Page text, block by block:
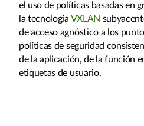
el uso de políticas basadas en
la tecnología VXLAN
de acceso agnóstico a los
políticas de seguridad
de la aplicación, de la función
etiquetas de usuario.